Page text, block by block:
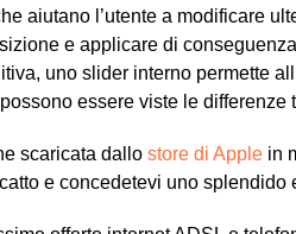
aiutano l’utente a modificare
e applicare di
uno slider interno permette
essere viste le differenze
scaricata dallo store di Apple in
e concedetevi uno splendido